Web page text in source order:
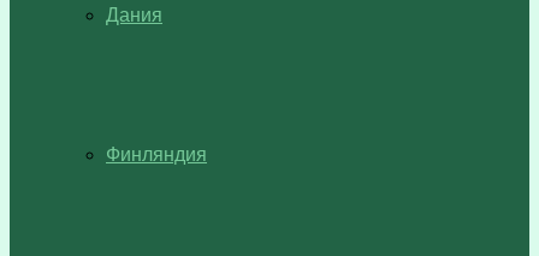
Дания
Финляндия